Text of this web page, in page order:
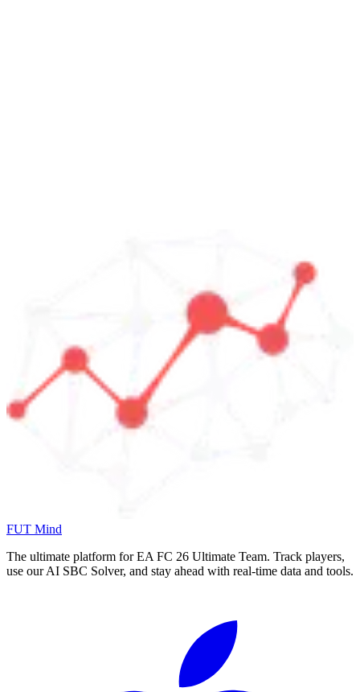
FUT Mind
The ultimate platform for EA FC 26 Ultimate Team. Track players,
use our AI SBC Solver, and stay ahead with real-time data and tools.